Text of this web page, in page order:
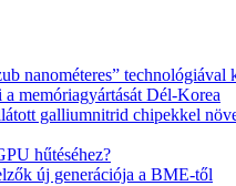
nanométeres” technológiával
memóriagyártását Dél-Korea
galliumnitrid chipekkel
hűtéséhez?
új generációja a BME-től